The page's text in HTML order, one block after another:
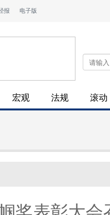
报 电子版
宏观 法规 滚动